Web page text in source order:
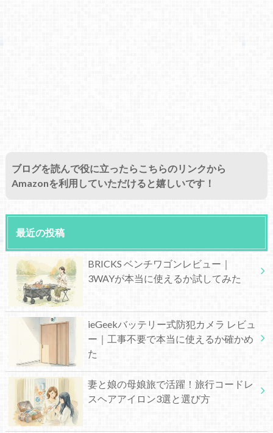
ブログを読んで役に立ったらこちらのリンクから
Amazonを利用していただけると嬉しいです！
最近の投稿
BRICKS ベンチワゴンレビュー｜
3WAYが本当に使えるか試してみた
ieGeekバッテリー式防犯カメラ レビュ
ー｜工事不要で本当に使えるか確かめ
た
妻と娘の母娘旅で活躍！旅行コードレ
スヘアアイロン3選と選び方